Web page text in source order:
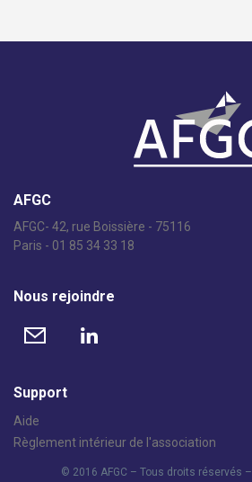
AFGC
AFGC- 42, rue Boissière - 75116
Paris - 01 85 34 33 18
Nous rejoindre
Support
Aide
Règlement intérieur de l'association
© 2016 AFGC – Tous droits réservés –